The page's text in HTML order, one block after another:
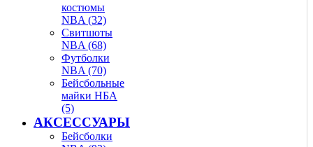
костюмы
NBA (32)
Свитшоты
NBA (68)
Футболки
NBA (70)
Бейсбольные
майки НБА
(5)
АКСЕССУАРЫ
Бейсболки